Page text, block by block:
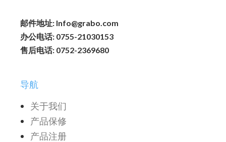
邮件地址: Info@grabo.com
办公电话: 0755-21030153
售后电话: 0752-2369680
导航
关于我们
产品保修
产品注册